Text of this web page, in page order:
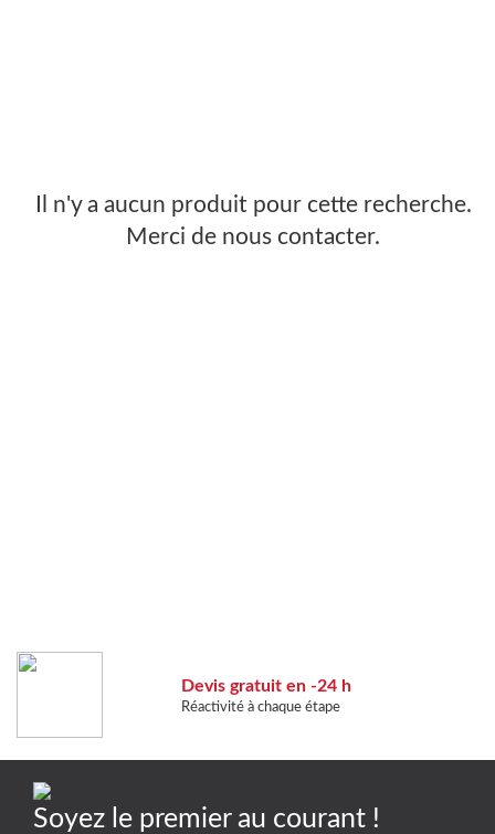
Il n'y a aucun produit pour cette recherche.
Merci de nous contacter.
Devis gratuit en -24 h
Réactivité à chaque étape
Soyez le premier au courant !